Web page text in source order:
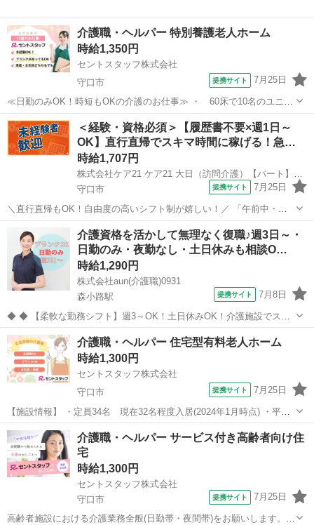
介護職・ヘルパー 特別養護老人ホーム
時給1,350円
セントスタッフ株式会社
守口市
提携サイト 7月25日
≪日勤のみOK！時短もOKの介護のお仕事≫ ・ 60床で10名のユニッ
ト型固定の特別養護老人ホームです・ ・ 日勤のみや時間の短縮のご
相談も下さい週3日～でもOK ・ 同時に正社員求人もございます・
様々な年齢層の方が活躍され...
大阪 守口市 介護
＜経験・資格必須＞【履歴書不要×週1日～
OK】直行直帰でスキマ時間に稼げる！急…
時給1,707円
株式会社ケア21 ケア21 大日（訪問介護）【パート】登録ヘルパー_120
守口市
提携サイト 7月25日
＼直行直帰もOK！自由度の高いシフト制が嬉しい！／ 「午前中・午
後だけ」「フルタイム週3日」「1日30分」 「1日3時間の週5日」など
少しでも空いた時間を活用し、 資格を活かして働きたい方にピッタリ
のお仕事です また、...
介護
介護資格を活かして無理なく復職♪週3日～・
日勤のみ・夜勤なし・土日休みも相談O…
時給1,290円
株式会社aun(介護職)0931
森小路駅
提携サイト 7月8日
◆ ◆ 【柔軟な勤務シフト】週3～OK！土日休みOK！介護施設でスタ
ッフ募集中 お休みは事前申請すれば柔軟に対応します。 自分らしい勤
務スタイル・長期的に働きたい方必見！ スキルを身につけながら、介
護経験を積むことができ...
大阪 守口市 森小路駅 介護
介護職・ヘルパー 住宅型有料老人ホーム
時給1,300円
セントスタッフ株式会社
守口市
提携サイト 7月25日
【施設情報】 ・定員34名 現在32名程度入居(2024年1月時点) ・平均
介護度3.8 ・早出：2名 日勤：1名 遅出1名 【業務内容】 ・入浴/排
せつ/移乗介助等の身体介護メイン ・掃除/洗濯/シーツ交換/買い物代行
等...
大阪 守口市 介護
介護職・ヘルパー サービス付き高齢者向け住
宅
時給1,300円
セントスタッフ株式会社
守口市
提携サイト 7月25日
高齢者施設における介護業務全般(日勤帯・夜間帯)をお願いします。